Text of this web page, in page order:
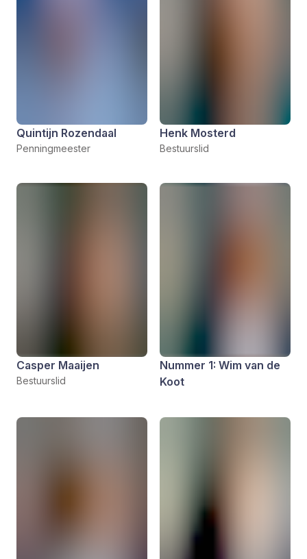
Quintijn Rozendaal
Penningmeester
Henk Mosterd
Bestuurslid
Casper Maaijen
Bestuurslid
Nummer 1: Wim van de
Koot